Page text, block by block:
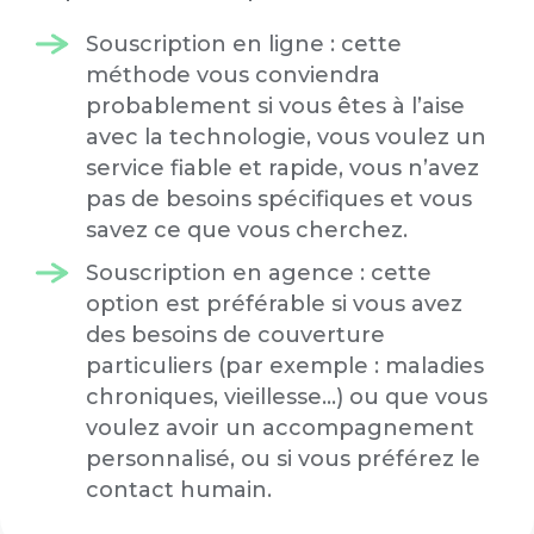
Souscription en ligne : cette
méthode vous conviendra
probablement si vous êtes à l’aise
avec la technologie, vous voulez un
service fiable et rapide, vous n’avez
pas de besoins spécifiques et vous
savez ce que vous cherchez.
Souscription en agence : cette
option est préférable si vous avez
des besoins de couverture
particuliers (par exemple : maladies
chroniques, vieillesse…) ou que vous
voulez avoir un accompagnement
personnalisé, ou si vous préférez le
contact humain.